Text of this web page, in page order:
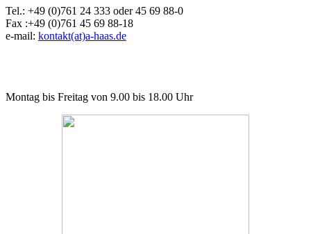
Tel.: +49 (0)761 24 333 oder 45 69 88-0
Fax :+49 (0)761 45 69 88-18
e-mail: kontakt(at)a-haas.de
Montag bis Freitag von 9.00 bis 18.00 Uhr